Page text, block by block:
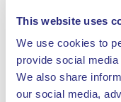
This website uses
We use cookies to
provide social
We also share
our social media,
Scopri